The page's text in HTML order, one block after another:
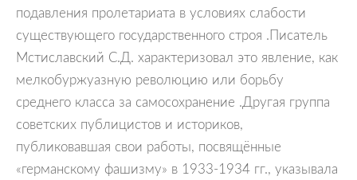
подавления пролетариата в условиях слабости
существующего государственного строя .Писатель
Мстиславский С.Д. характеризовал это явление, как
мелкобуржуазную революцию или борьбу
среднего класса за самосохранение .Другая группа
советских публицистов и историков,
публиковавшая свои работы, посвящённые
«германскому фашизму» в 1933-1934 гг., указывала